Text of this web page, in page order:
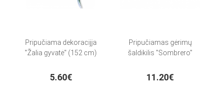
Pripučiama dekoracijja
"Žalia gyvatė" (152 cm)
5.60€
Pripučiamas gėrimų
šaldikilis "Sombrero"
11.20€